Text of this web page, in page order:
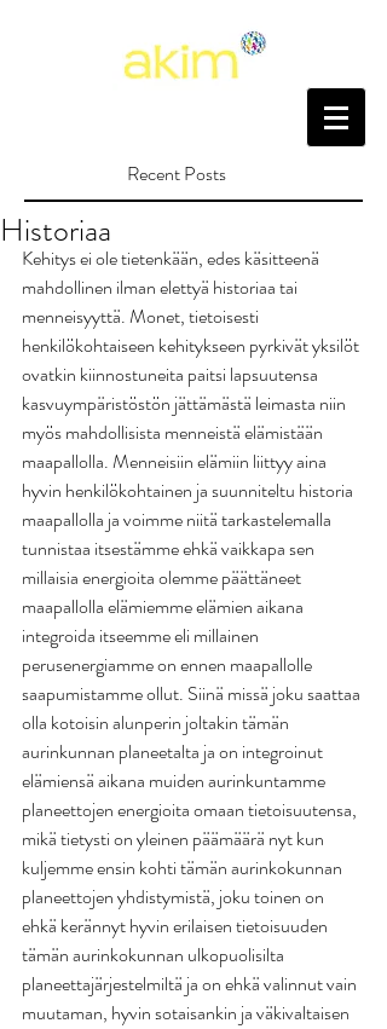
Recent Posts
Historiaa
Kehitys ei ole tietenkään, edes käsitteenä
mahdollinen ilman elettyä historiaa tai
menneisyyttä. Monet, tietoisesti
henkilökohtaiseen kehitykseen pyrkivät yksilöt
ovatkin kiinnostuneita paitsi lapsuutensa
kasvuympäristöstön jättämästä leimasta niin
myös mahdollisista menneistä elämistään
maapallolla. Menneisiin elämiin liittyy aina
hyvin henkilökohtainen ja suunniteltu historia
maapallolla ja voimme niitä tarkastelemalla
tunnistaa itsestämme ehkä vaikkapa sen
millaisia energioita olemme päättäneet
maapallolla elämiemme elämien aikana
integroida itseemme eli millainen
perusenergiamme on ennen maapallolle
saapumistamme ollut. Siinä missä joku saattaa
olla kotoisin alunperin joltakin tämän
aurinkunnan planeetalta ja on integroinut
elämiensä aikana muiden aurinkuntamme
planeettojen energioita omaan tietoisuutensa,
mikä tietysti on yleinen päämäärä nyt kun
kuljemme ensin kohti tämän aurinkokunnan
planeettojen yhdistymistä, joku toinen on
ehkä kerännyt hyvin erilaisen tietoisuuden
tämän aurinkokunnan ulkopuolisilta
planeettajärjestelmiltä ja on ehkä valinnut vain
muutaman, hyvin sotaisankin ja väkivaltaisen